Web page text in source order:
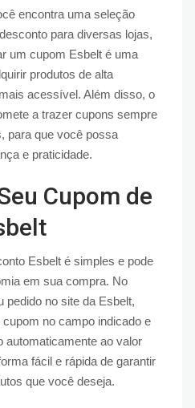
encontra uma seleção
para diversas lojas,
um cupom Esbelt é uma
produtos de alta
acessível. Além disso, o
a trazer cupons sempre
para que você possa
e praticidade.
Cupom de
Esbelt é simples e pode
em sua compra. No
pedido no site da Esbelt,
no campo indicado e
automaticamente ao valor
fácil e rápida de garantir
que você deseja.